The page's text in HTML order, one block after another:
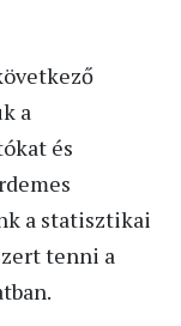
a
és
a statisztikai
tenni a